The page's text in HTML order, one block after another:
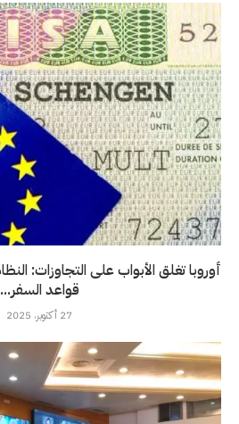
قواعد السفر...
27 أكتوبر، 2025